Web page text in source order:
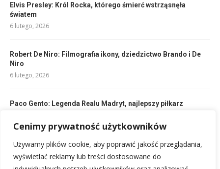
Cenimy prywatność użytkowników
Używamy plików cookie, aby poprawić jakość przeglądania,
wyświetlać reklamy lub treści dostosowane do
Elvis Presley: Król Rocka, którego śmierć wstrząsnęła
światem
6 lutego, 2026
Robert De Niro: Filmografia ikony, dziedzictwo Brando i De
Niro
6 lutego, 2026
Paco Gento: Legenda Realu Madryt, najlepszy piłkarz
6 lutego, 2026
Mary: Życie Marii – biografia, dokonania, dziedzictwo
6 lutego, 2026